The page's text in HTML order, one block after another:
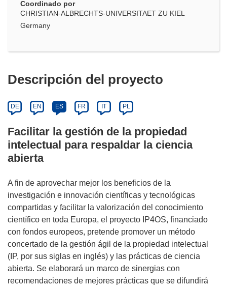
Coordinado por
CHRISTIAN-ALBRECHTS-UNIVERSITAET ZU KIEL
Germany
Descripción del proyecto
DE EN ES FR IT PL
Facilitar la gestión de la propiedad
intelectual para respaldar la ciencia
abierta
A fin de aprovechar mejor los beneficios de la
investigación e innovación científicas y tecnológicas
compartidas y facilitar la valorización del conocimiento
científico en toda Europa, el proyecto IP4OS, financiado
con fondos europeos, pretende promover un método
concertado de la gestión ágil de la propiedad intelectual
(IP, por sus siglas en inglés) y las prácticas de ciencia
abierta. Se elaborará un marco de sinergias con
recomendaciones de mejores prácticas que se difundirá